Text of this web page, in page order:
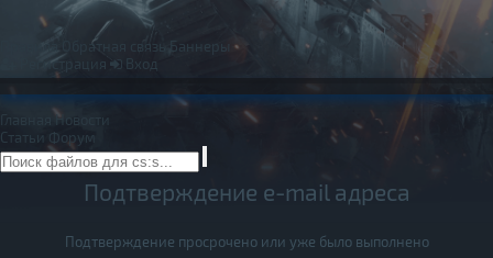
Обратная связь
Баннеры
Регистрация
Вход
Главная
Новости
Статьи Форум
Подтверждение e-mail адреса
Подтверждение просрочено или уже было выполнено